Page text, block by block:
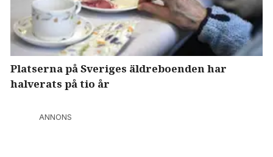
Platserna på Sveriges äldreboenden har
halverats på tio år
ANNONS